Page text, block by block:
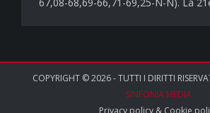
COPYRIGHT © 2026 - TUTTI I DIRITTI
SINFONIA MEDIA